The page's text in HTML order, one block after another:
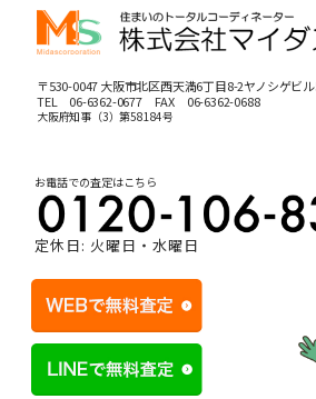
〒530-0047 大阪市北区西天満6丁目8-2ヤノシゲビ
TEL 06-6362-0677FAX 06-6362-0688
大阪府知事（3）第58184号
お電話での査定はこちら
定休日: 火曜日・水曜日